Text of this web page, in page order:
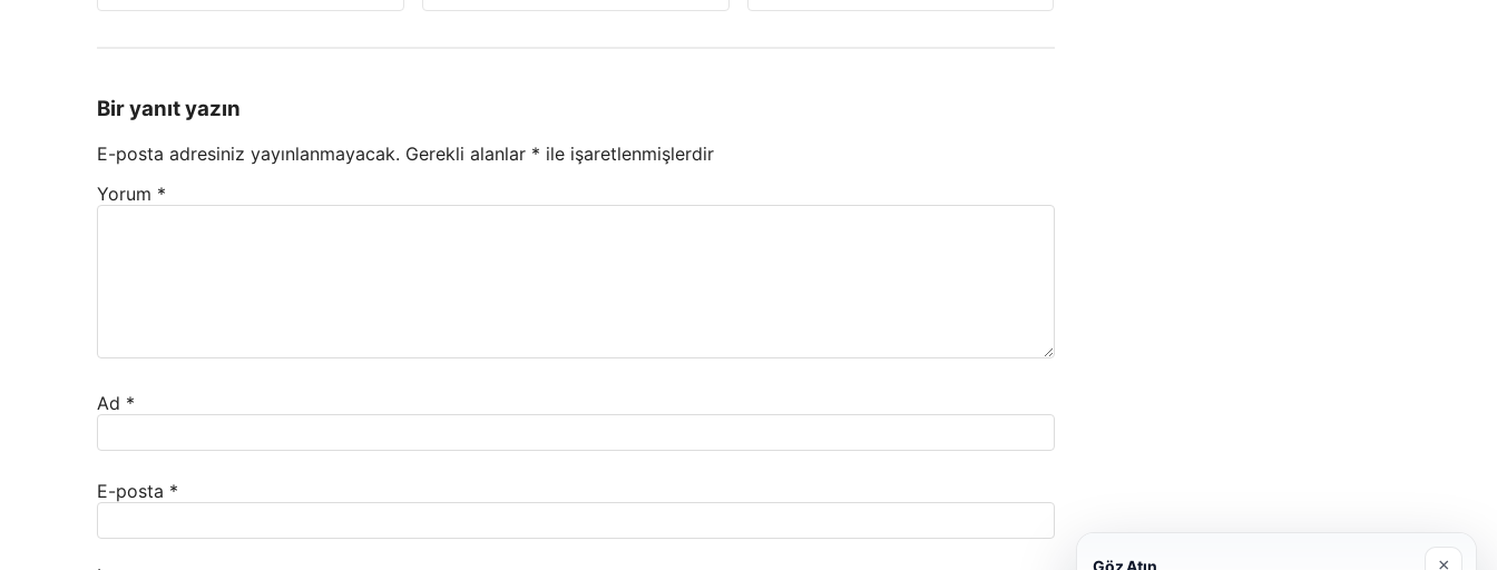
Bir yanıt yazın
E-posta adresiniz yayınlanmayacak. Gerekli alanlar * ile işaretlenmişlerdir
Yorum *
Ad *
E-posta *
Göz Atın ×